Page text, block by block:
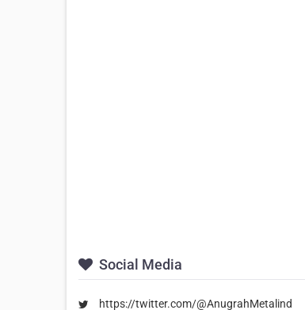
Social Media
https://twitter.com/@AnugrahMetalind